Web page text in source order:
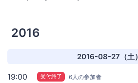
2016
2016-08-27（土）
19:00 受付終了 6人の参加者